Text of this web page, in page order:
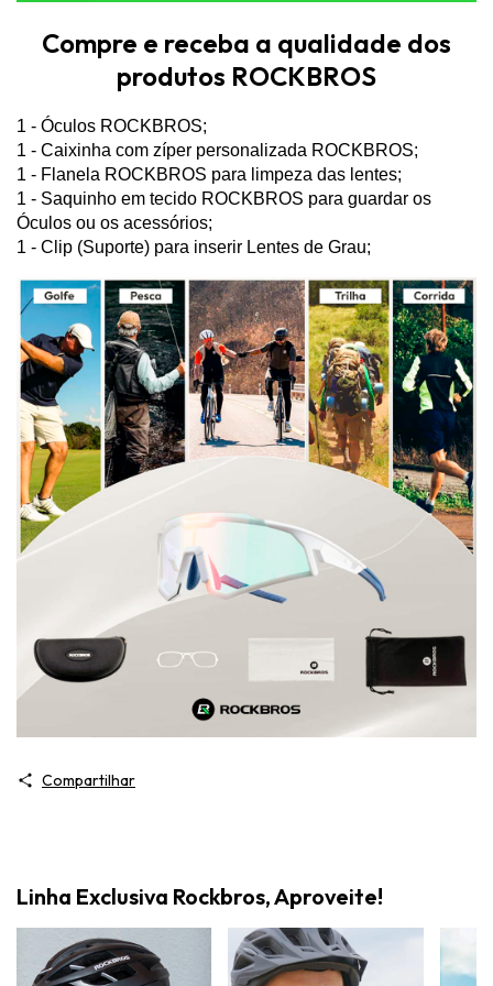
Compre e receba a qualidade dos
produtos ROCKBROS
1 - Óculos ROCKBROS;
1 - Caixinha com zíper personalizada ROCKBROS;
1 - Flanela ROCKBROS para limpeza das lentes;
1 - Saquinho em tecido ROCKBROS para guardar os
Óculos ou os acessórios;
1 - Clip (Suporte) para inserir Lentes de Grau;
Compartilhar
Linha Exclusiva Rockbros, Aproveite!